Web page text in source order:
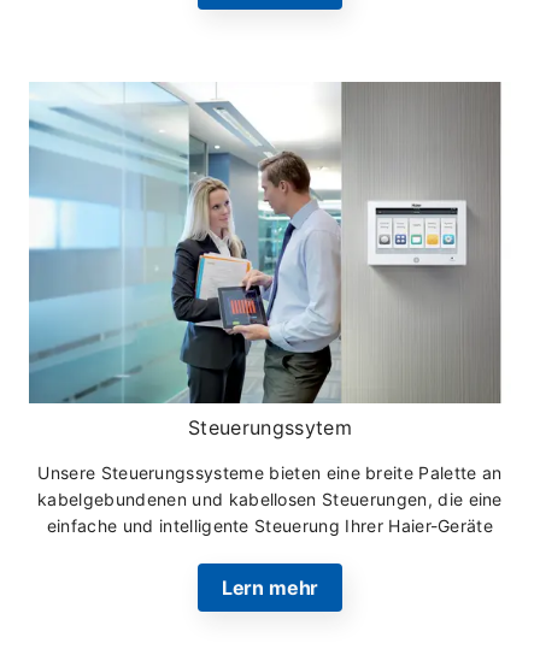
Steuerungssytem
Unsere Steuerungssysteme bieten eine breite Palette an
kabelgebundenen und kabellosen Steuerungen, die eine
einfache und intelligente Steuerung Ihrer Haier-Geräte
Lern mehr